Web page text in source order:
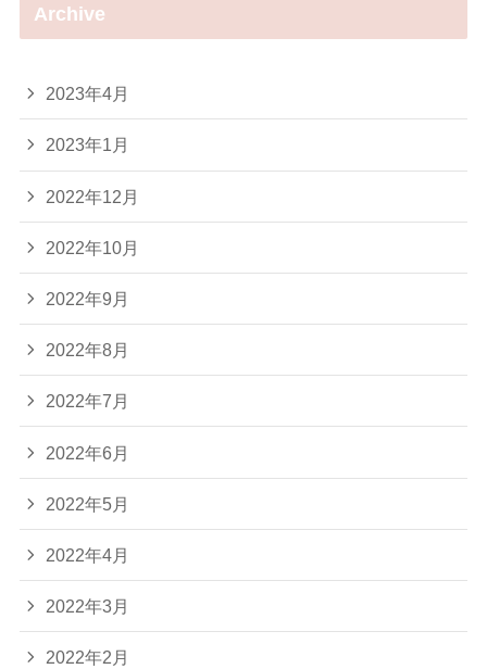
Archive
2023年4月
2023年1月
2022年12月
2022年10月
2022年9月
2022年8月
2022年7月
2022年6月
2022年5月
2022年4月
2022年3月
2022年2月